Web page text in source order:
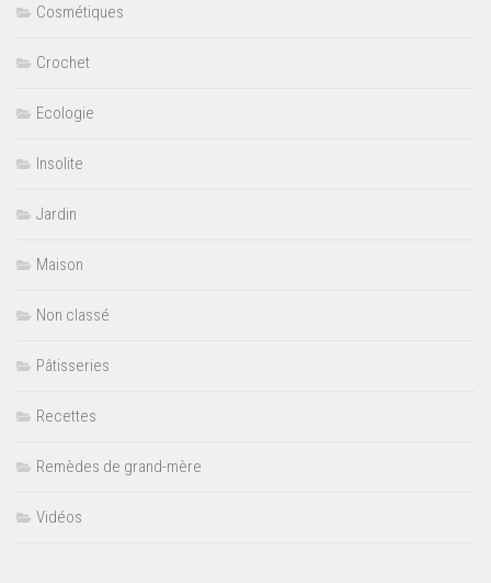
Cosmétiques
Crochet
Ecologie
Insolite
Jardin
Maison
Non classé
Pâtisseries
Recettes
Remèdes de grand-mère
Vidéos